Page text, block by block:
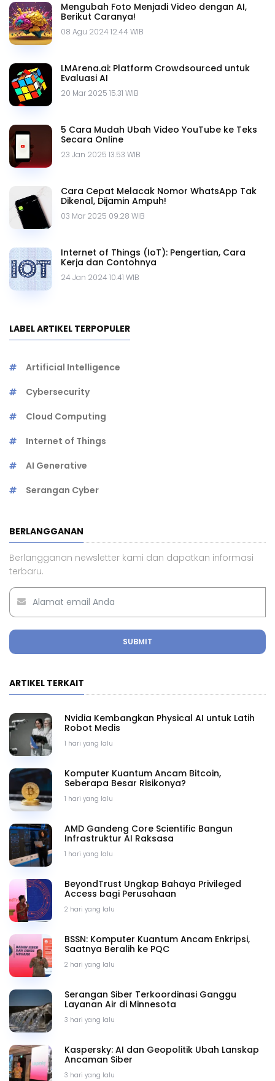
Mengubah Foto Menjadi Video dengan AI,
Berikut Caranya!
08 Agu 2024 12.44 WIB
LMArena.ai: Platform Crowdsourced untuk
Evaluasi AI
20 Mar 2025 15.31 WIB
5 Cara Mudah Ubah Video YouTube ke Teks
Secara Online
23 Jan 2025 13.53 WIB
Cara Cepat Melacak Nomor WhatsApp Tak
Dikenal, Dijamin Ampuh!
03 Mar 2025 09.28 WIB
Internet of Things (IoT): Pengertian, Cara
Kerja dan Contohnya
24 Jan 2024 10.41 WIB
LABEL ARTIKEL TERPOPULER
Artificial Intelligence
Cybersecurity
Cloud Computing
Internet of Things
AI Generative
Serangan Cyber
BERLANGGANAN
Berlangganan newsletter kami dan dapatkan informasi
terbaru.
SUBMIT
ARTIKEL TERKAIT
1 hari yang lalu
Nvidia Kembangkan Physical AI untuk Latih
Robot Medis
1 hari yang lalu
Komputer Kuantum Ancam Bitcoin,
Seberapa Besar Risikonya?
1 hari yang lalu
AMD Gandeng Core Scientific Bangun
Infrastruktur AI Raksasa
2 hari yang lalu
BeyondTrust Ungkap Bahaya Privileged
Access bagi Perusahaan
2 hari yang lalu
BSSN: Komputer Kuantum Ancam Enkripsi,
Saatnya Beralih ke PQC
3 hari yang lalu
Serangan Siber Terkoordinasi Ganggu
Layanan Air di Minnesota
3 hari yang lalu
Kaspersky: AI dan Geopolitik Ubah Lanskap
Ancaman Siber